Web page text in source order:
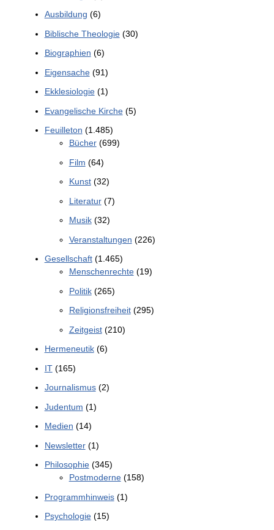
Ausbildung (6)
Biblische Theologie(30)
Biographien (6)
Eigensache(91)
Ekklesiologie(1)
Evangelische Kirche(5)
Feuilleton (1.485)
Bücher(699)
Film (64)
Kunst(32)
Literatur(7)
Musik(32)
Veranstaltungen (226)
Gesellschaft(1.465)
Menschenrechte(19)
Politik(265)
Religionsfreiheit(295)
Zeitgeist(210)
Hermeneutik(6)
IT(165)
Journalismus(2)
Judentum (1)
Medien (14)
Newsletter(1)
Philosophie(345)
Postmoderne(158)
Programmhinweis(1)
Psychologie(15)